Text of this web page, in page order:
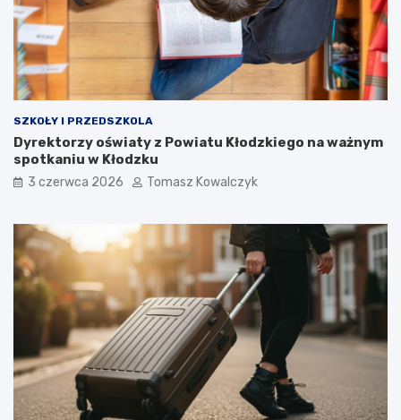
SZKOŁY I PRZEDSZKOLA
Dyrektorzy oświaty z Powiatu Kłodzkiego na ważnym
spotkaniu w Kłodzku
3 czerwca 2026 Tomasz Kowalczyk